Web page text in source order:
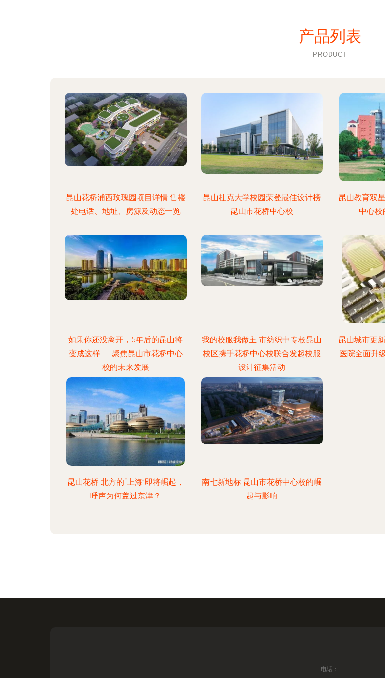
产品列表
PRODUCT
昆山花桥浦西玫瑰园项目详情 售楼
处电话、地址、房源及动态一览
昆山杜克大学校园荣登最佳设计榜
昆山市花桥中心校
昆山教育双
中心校
如果你还没离开，5年后的昆山将
变成这样——聚焦昆山市花桥中心
校的未来发展
我的校服我做主 市纺织中专校昆山
校区携手花桥中心校联合发起校服
设计征集活动
昆山城市更
医院全面升
昆山花桥 北方的“上海”即将崛起，
呼声为何盖过京津？
南七新地标 昆山市花桥中心校的崛
起与影响
电话：-